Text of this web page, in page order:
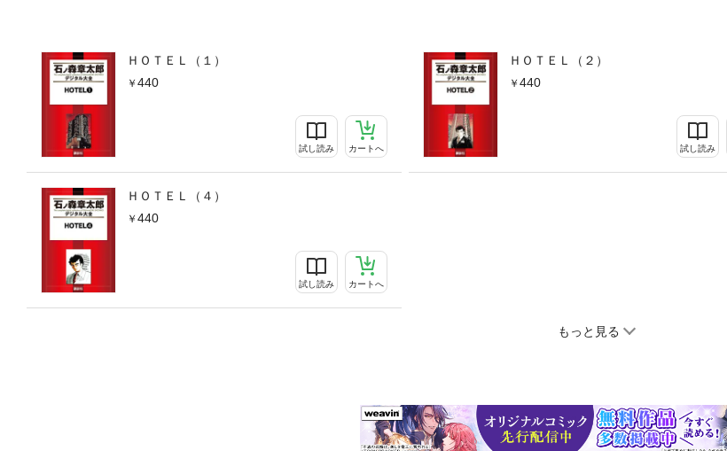
ＨＯＴＥＬ（１）
440
試し読み カートへ
ＨＯＴＥＬ（２）
440
試し読み
ＨＯＴＥＬ（４）
440
試し読み カートへ
もっと見る